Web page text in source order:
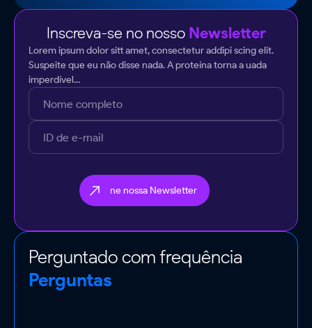
Inscreva-se no nosso Newsletter
Lorem ipsum dolor sitt amet, consectetur addipi scing elit.
Suspeite que eu não disse nada. A proteína torna a uada
imperdível...
Perguntado com frequência
Perguntas